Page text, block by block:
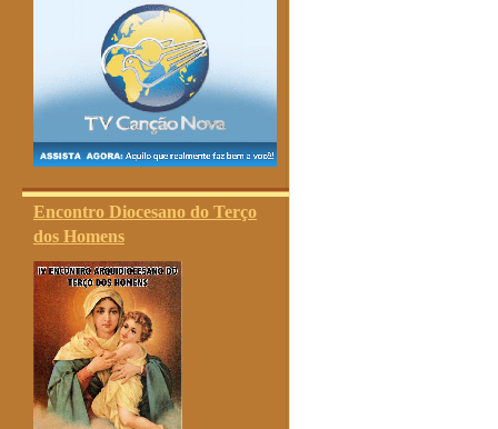
Encontro Diocesano do Terço
dos Homens